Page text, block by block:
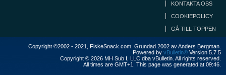
KONTAKTA OSS
COOKIEPOLICY
GÅ TILL TOPPEN
Copyright ©2002 - 2021, FiskeSnack.com. Grundad 2002 av Anders Bergman.
Powered by vBulletin® Version 5.7.5
Copyright © 2026 MH Sub I, LLC dba vBulletin. All rights reserved.
All times are GMT+1. This page was generated at 09:46.